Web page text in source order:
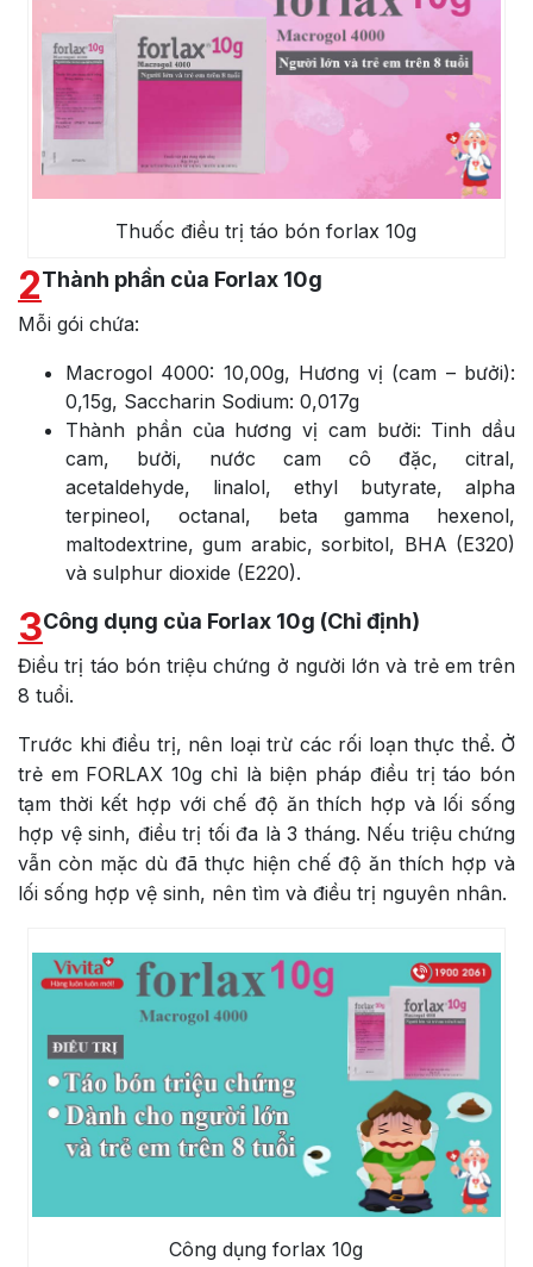
Thuốc điều trị táo bón forlax 10g
2Thành phần của Forlax 10g
Mỗi gói chứa:
Macrogol 4000: 10,00g, Hương vị (cam – bưởi):
0,15g, Saccharin Sodium: 0,017g
Thành phần của hương vị cam bưởi: Tinh dầu
cam, bưởi, nước cam cô đặc, citral,
acetaldehyde, linalol, ethyl butyrate, alpha
terpineol, octanal, beta gamma hexenol,
maltodextrine, gum arabic, sorbitol, BHA (E320)
và sulphur dioxide (E220).
3Công dụng của Forlax 10g (Chỉ định)
Điều trị táo bón triệu chứng ở người lớn và trẻ em trên
8 tuổi.
Trước khi điều trị, nên loại trừ các rối loạn thực thể. Ở
trẻ em FORLAX 10g chỉ là biện pháp điều trị táo bón
tạm thời kết hợp với chế độ ăn thích hợp và lối sống
hợp vệ sinh, điều trị tối đa là 3 tháng. Nếu triệu chứng
vẫn còn mặc dù đã thực hiện chế độ ăn thích hợp và
lối sống hợp vệ sinh, nên tìm và điều trị nguyên nhân.
Công dụng forlax 10g